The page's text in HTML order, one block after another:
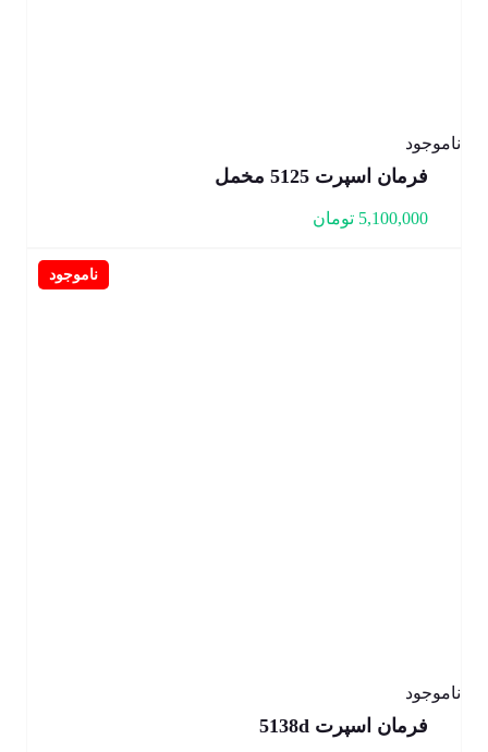
ناموجود
فرمان اسپرت 5125 مخمل
5,100,000 تومان
ناموجود
فرمان اسپرت 5138d